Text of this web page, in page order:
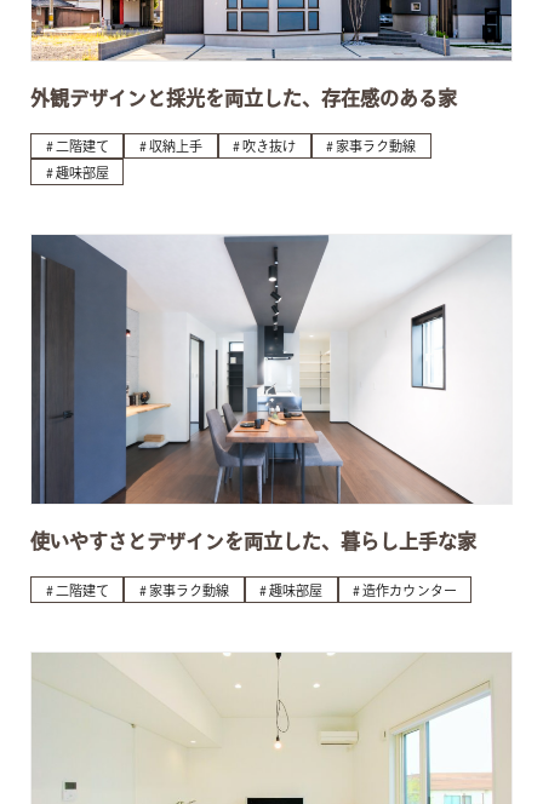
外観デザインと採光を両立した、存在感のある家
二階建て 収納上手 吹き抜け
家事ラク動線
趣味部屋
使いやすさとデザインを両立した、暮らし上手な家
二階建て 家事ラク動線 趣味部屋 造作カウンター